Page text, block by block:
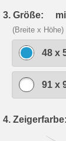
3. Größe:
(Breite x Höhe)
48 x
91 x
4. Zeigerfarbe: